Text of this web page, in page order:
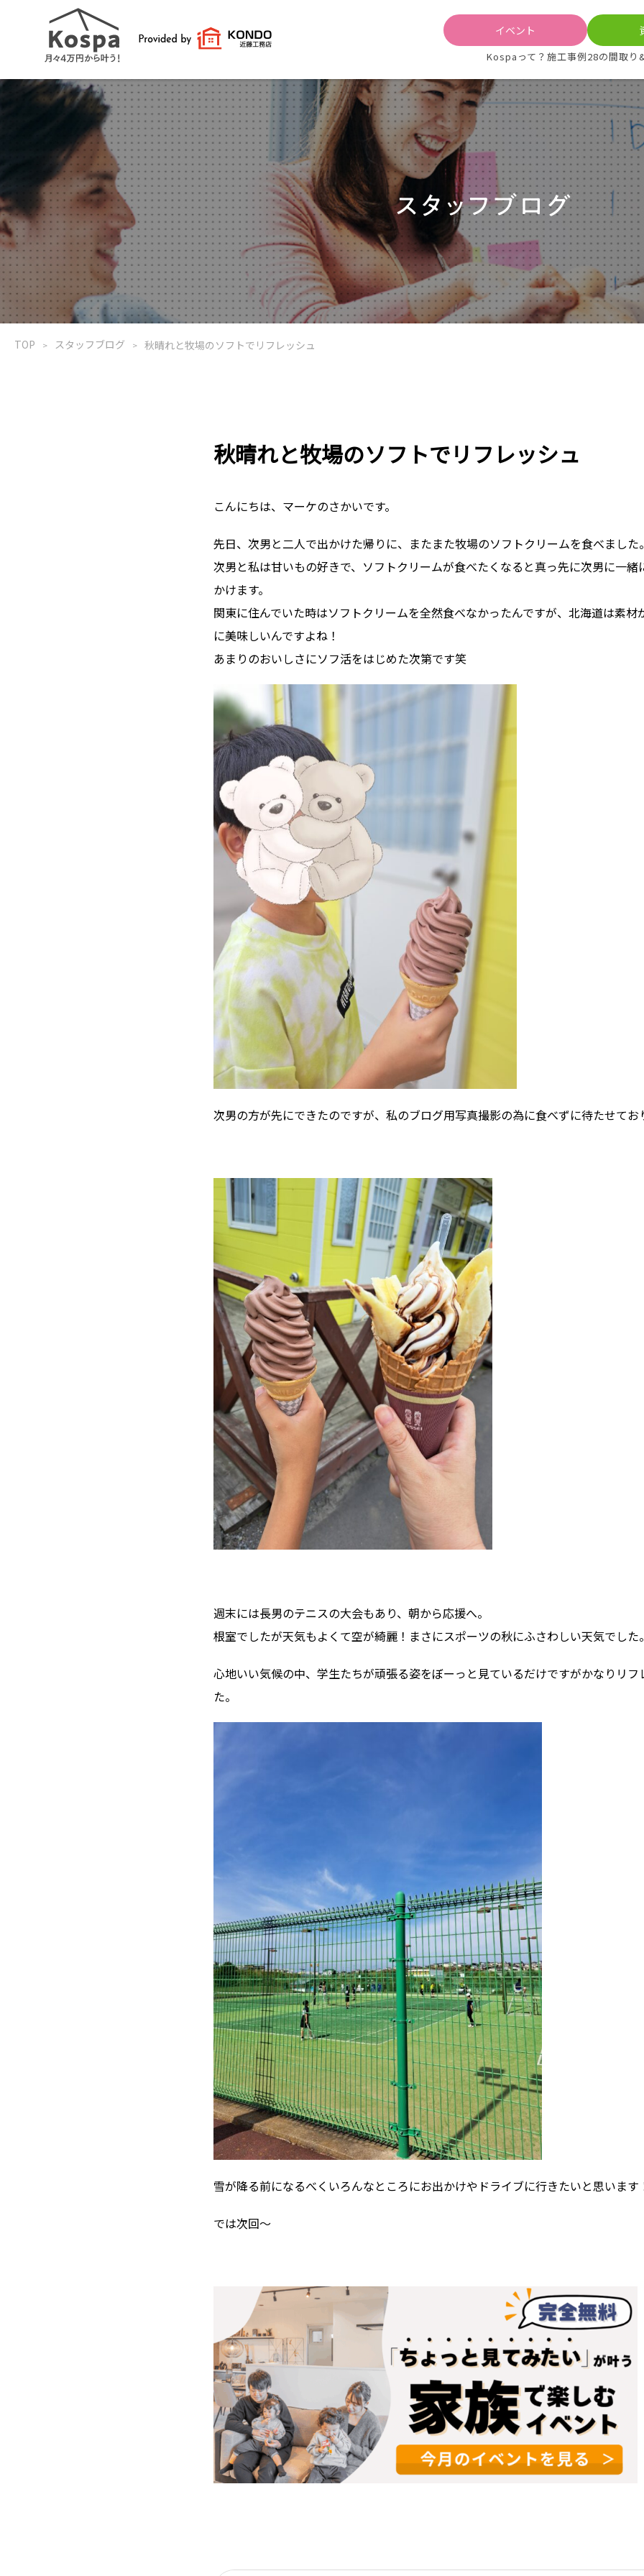
イベント
Kospaって？ 施工事例28の間取り
TOP スタッフブログ 秋晴れと牧場のソフトでリフレッシュ
秋晴れと牧場のソフトでリフレッシュ
こんにちは、マーケのさかいです。
先日、次男と二人で出かけた帰りに、またまた牧場のソフトクリームを食べました
次男と私は甘いもの好きで、ソフトクリームが食べたくなると真っ先に次男に一緒
かけます。
関東に住んでいた時はソフトクリームを全然食べなかったんですが、北海道は素材
に美味しいんですよね！
あまりのおいしさにソフ活をはじめた次第です笑
次男の方が先にできたのですが、私のブログ用写真撮影の為に食べずに待たせてお
週末には長男のテニスの大会もあり、朝から応援へ。
根室でしたが天気もよくて空が綺麗！まさにスポーツの秋にふさわしい天気でした
心地いい気候の中、学生たちが頑張る姿をぼーっと見ているだけですがかなりリ
た。
雪が降る前になるべくいろんなところにお出かけやドライブに行きたいと思います
では次回～